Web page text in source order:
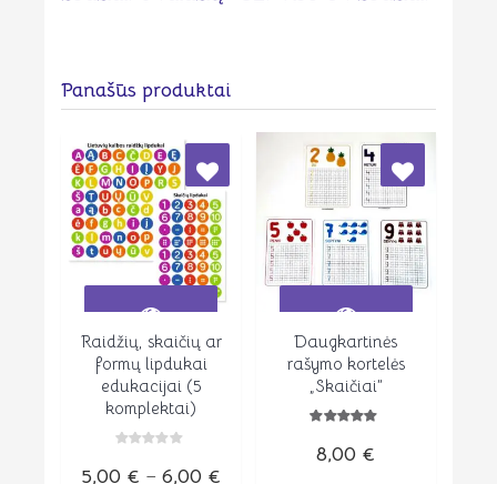
Panašūs produktai
Peržiūrėti
Raidžių, skaičių ar
formų lipdukai
edukacijai (5
komplektai)
0
5,00 € – 6,00 €
Peržiūrėti
Daugkartinės
rašymo kortelės
„Skaičiai”
5.00
iš 5
8,00 €